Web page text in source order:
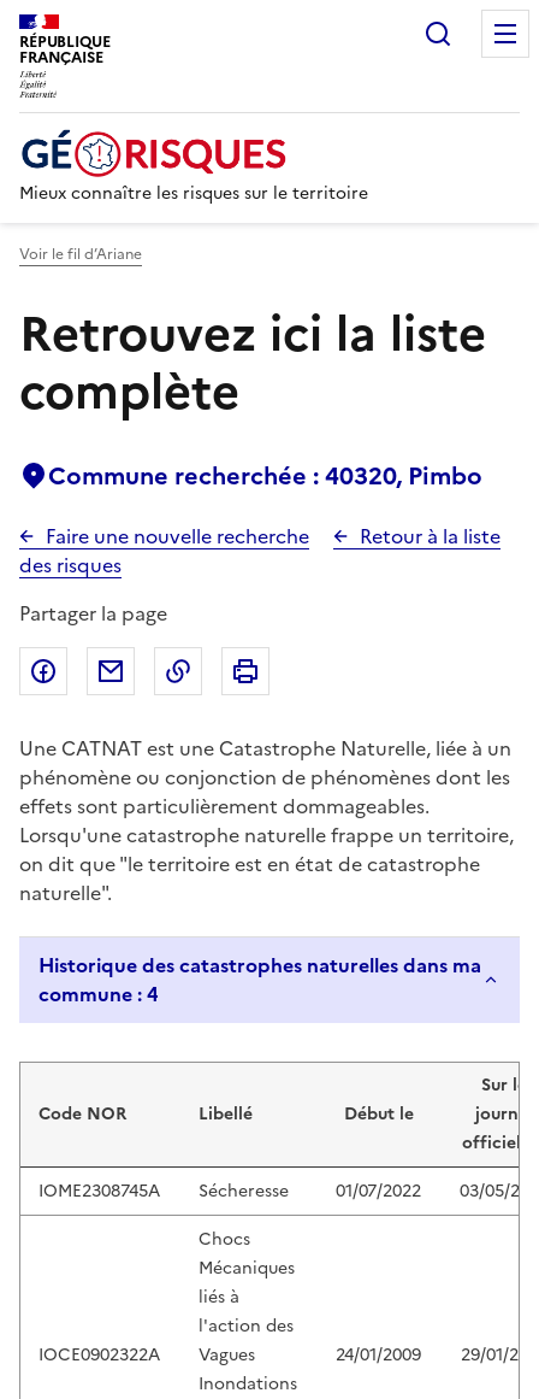
RÉPUBLIQUE
FRANÇAISE
Mieux connaître les risques sur le territoire
Voir le fil d’Ariane
Retrouvez ici la liste
complète
Commune recherchée : 40320, Pimbo
Faire une nouvelle recherche
Retour à la liste
des risques
Partager la page
Partager sur Facebook
Partager par emailCopier dans le presse-papier
Une CATNAT est une Catastrophe Naturelle, liée à un
phénomène ou conjonction de phénomènes dont les
effets sont particulièrement dommageables.
Lorsqu'une catastrophe naturelle frappe un territoire,
on dit que "le territoire est en état de catastrophe
naturelle".
Historique des catastrophes naturelles dans ma
commune : 4
Code NOR Libellé Début le
Sur le
journal
officiel
IOME2308745A
Sécheresse 01/07/2022 03/05/
IOCE0902322A
Chocs
Mécaniques
liés à
l'action des
Vagues
Inondations
24/01/2009 29/01/